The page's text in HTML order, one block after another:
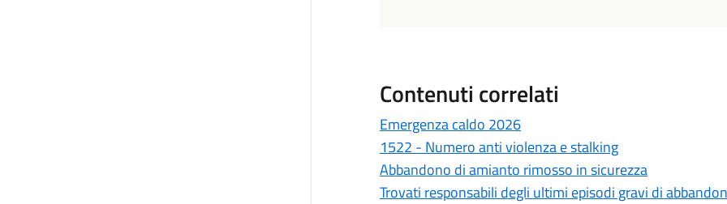
Contenuti correlati
Emergenza caldo 2026
1522 - Numero anti violenza e stalking
Abbandono di amianto rimosso in sicurezza
Trovati responsabili degli ultimi episodi gravi di